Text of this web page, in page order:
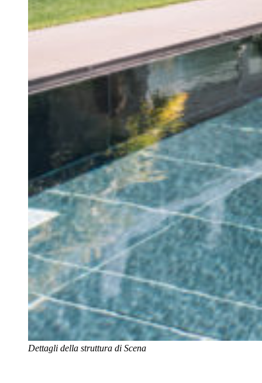
Dettagli della struttura di Scena